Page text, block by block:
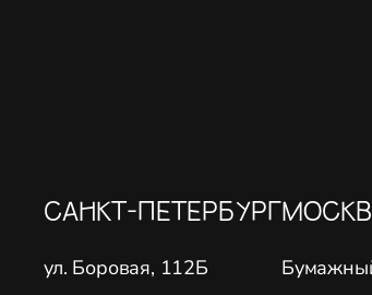
САНКТ-ПЕТЕРБУРГ
ул. Боровая, 112Б